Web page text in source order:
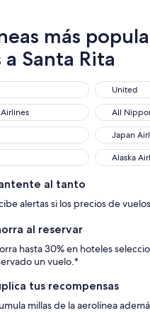
más
Santa Rita
United
United
All
All Nippon
Japan
Japan
Alaska
Alaska
al tanto
alertas si los precios de
al reservar
hasta 30% en hoteles
un vuelo.*
tus recompensas
millas de la aerolínea